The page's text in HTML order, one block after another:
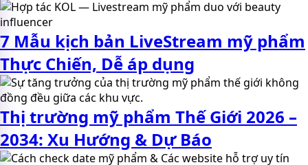
7 Mẫu kịch bản LiveStream mỹ phẩm
Thực Chiến, Dễ áp dụng
Thị trường mỹ phẩm Thế Giới 2026 –
2034: Xu Hướng & Dự Báo